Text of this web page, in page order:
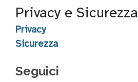
Privacy e Sicurezza
Privacy
Sicurezza
Seguici